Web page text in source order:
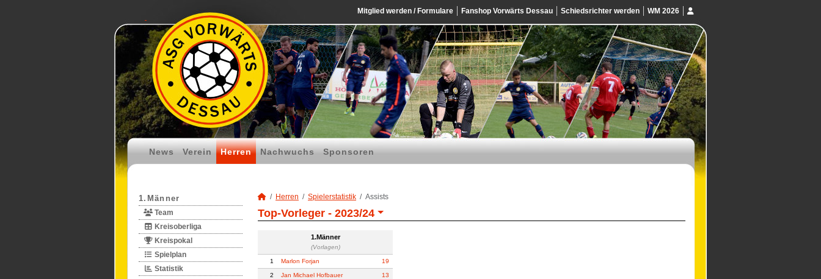
Mitglied werden / Formulare Fanshop Vorwärts Dessau Schiedsrichter werden WM 2026
News Verein Herren Nachwuchs Sponsoren
1.Männer
Team
Kreisoberliga
Kreispokal
Spielplan
Statistik
Herren Spielerstatistik Assists
Top-Vorleger - 2023/24
1.Männer
(Vorlagen)
1 Marlon Forjan 19
2 Jan Michael Hofbauer 13